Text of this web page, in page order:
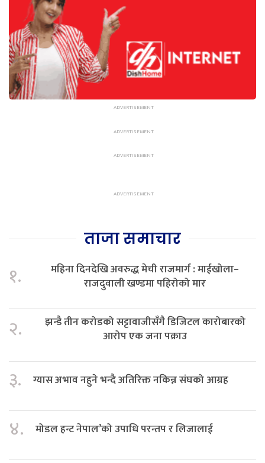
ताजा समाचार
१.
महिना दिनदेखि अवरुद्ध मेची राजमार्ग : माईखोला–
राजदुवाली खण्डमा पहिरोको मार
२.
झन्डै तीन करोडको सट्टावाजीसँगै डिजिटल कारोबारको
आरोप एक जना पक्राउ
३. ग्यास अभाव नहुने भन्दै अतिरिक्त नकिन्न संघको आग्रह
४. मोडल हन्ट नेपाल’को उपाधि परन्तप र लिजालाई